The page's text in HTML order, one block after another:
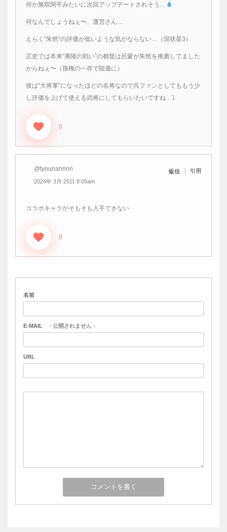
何か無双関平みたいに次回アップデートされそう…
何なんでしょうねぇ〜、運営さん…
えらく“朱然”の評価が低いような気がならない…（現状星3）
正史では本来“夷陵の戦い”の都督は呂蒙が朱然を推薦してました
からねぇ〜（孫権の一存で陸遜に）
彼は“大将軍”になったほどの名将なので呉ファンとしてももう少
し評価を上げて使える武将にしてもらいたいですね…⤵
0
@tyounannnn
2024年 3月 25日 8:05am
返信 引用
コラボキャラがそもそも入手できない
0
名前
E-MAIL - 公開されません -
URL